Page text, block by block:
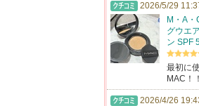
2026/5/29
M・A・
グウエ
ン SPF
最初に
MAC！
2026/4/26